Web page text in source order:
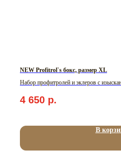
NEW Profitrol`s бокс, размер XL
Набор профитролей и эклеров с
4 650 р.
В